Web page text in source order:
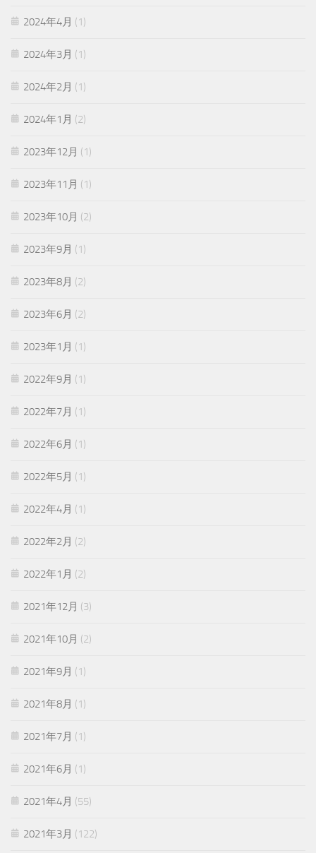
2024年4月 (1)
2024年3月 (1)
2024年2月 (1)
2024年1月 (2)
2023年12月 (1)
2023年11月 (1)
2023年10月 (2)
2023年9月 (1)
2023年8月 (2)
2023年6月 (2)
2023年1月 (1)
2022年9月 (1)
2022年7月 (1)
2022年6月 (1)
2022年5月 (1)
2022年4月 (1)
2022年2月 (2)
2022年1月 (2)
2021年12月 (3)
2021年10月 (2)
2021年9月 (1)
2021年8月 (1)
2021年7月 (1)
2021年6月 (1)
2021年4月 (55)
2021年3月 (122)